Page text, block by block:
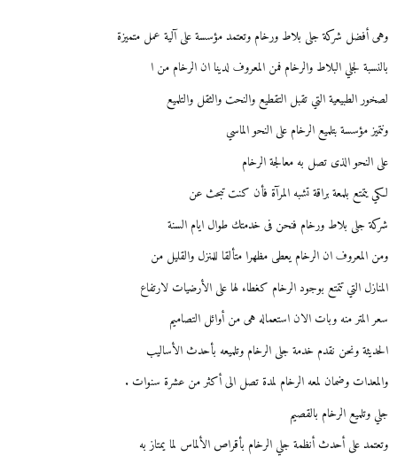
وهى أفضل شركة جلى بلاط ورخام وتعتمد مؤسسة على آلية عمل متميزة
بالنسبة لجلي البلاط والرخام فمن المعروف لدينا ان الرخام من ا
لصخور الطبيعية التي تقبل التقطيع والنحت والثقل والتلميع
ونتميز مؤسسة بتلميع الرخام على النحو الماسي
على النحو الذى تصل به معالجة الرخام
لكي يتمتع بلمعة براقة تشبه المرآة فأن كنت تبحث عن
شركة جلى بلاط ورخام فنحن فى خدمتك طوال ايام السنة
ومن المعروف ان الرخام يعطى مظهرا متألقا للمنزل والقليل من
المنازل التي تتمتع بوجود الرخام كغطاء لها على الأرضيات لارتفاع
سعر المتر منه وبات الان استعماله هى من أوائل التصاميم
الحديثة ونحن نقدم خدمة جلى الرخام وتلميعه بأحدث الأساليب
والمعدات وضمان لمعه الرخام لمدة تصل الى أكثر من عشرة سنوات .
جلي وتلميع الرخام بالقصيم
وتعتمد على أحدث أنظمة جلي الرخام بأقراص الألماس لما يمتاز به